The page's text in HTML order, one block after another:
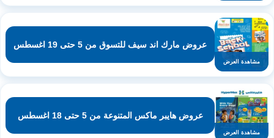
مشاهدة العرض
عروض مارك اند سيف للتسوق من 5 حتى 19 اغسطس
مشاهدة العرض
عروض هايبر ماكس المتنوعة من 5 حتى 18 اغسطس